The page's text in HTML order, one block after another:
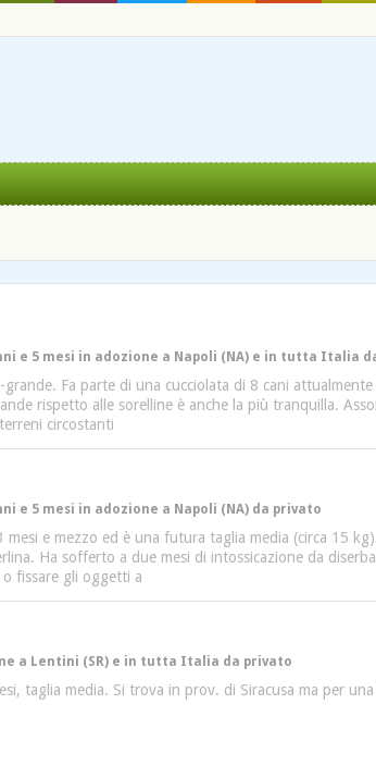
e 5 mesi in adozione a Napoli (NA) e in tutta Italia
Fa parte di una cucciolata di 8 cani
rispetto alle sorelline è anche la più tranquilla.
circostanti
e 5 mesi in adozione a Napoli (NA) da privato
e mezzo ed è una futura taglia media (circa 15
Ha sofferto a due mesi di intossicazione da
o fissare gli oggetti a
a Lentini (SR) e in tutta Italia da privato
taglia media. Si trova in prov. di Siracusa ma per